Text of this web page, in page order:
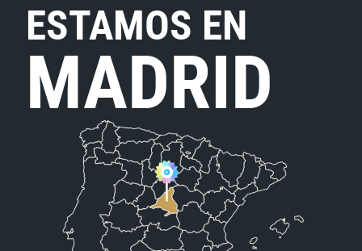
ESTAMOS EN
MADRID